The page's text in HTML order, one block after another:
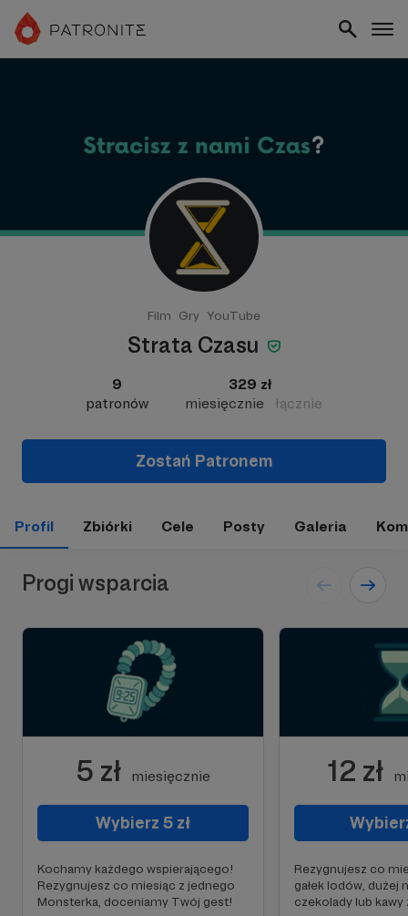
Film Gry YouTube
Strata Czasu
9
patronów
329 zł
miesięcznie
łącznie
Zostań Patronem
Profil Zbiórki Cele Posty Galeria
Progi wsparcia
5 zł miesięcznie
Wybierz 5 zł
Kochamy każdego wspierającego!
Rezygnujesz co miesiąc z jednego
Monsterka, doceniamy Twój gest!
12 zł
Rezygnujesz co
gałek lodów, dużej
czekolady lub kawy